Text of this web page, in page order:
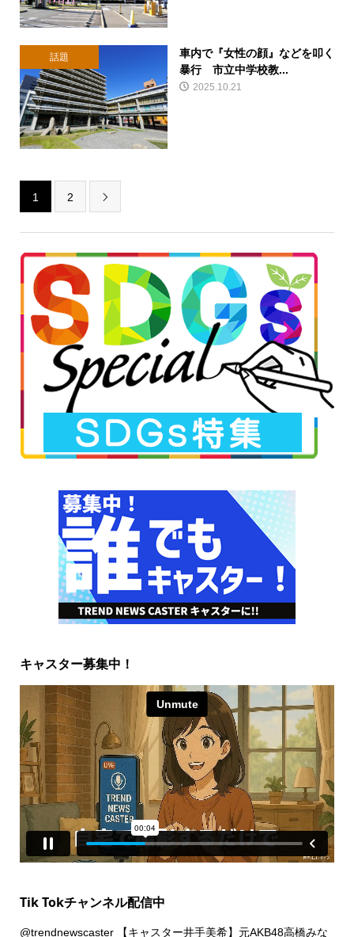
話題
車内で『女性の顔』などを叩く
暴行 市立中学校教...
2025.10.21
1 2 
キャスター募集中！
Tik Tokチャンネル配信中
@trendnewscaster【キャスター井手美希】元AKB48高橋みな